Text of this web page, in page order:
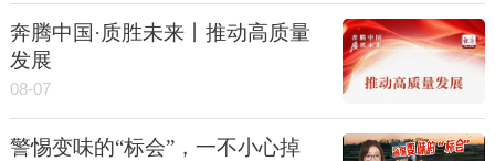
奔腾中国·质胜未来丨推动高质量
发展
08-07
警惕变味的“标会”，一不小心掉